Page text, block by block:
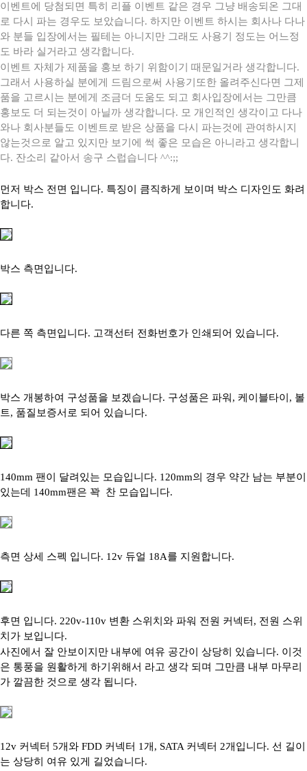
이벤트에 당첨되면 특히 리플 이벤트 같은 경우 그냥 배송되온 그대
로 다시 파는 경우도 보았습니다. 하지만 이벤트 하시는 회사나 다나
와 분들 입장에서는 필테는 아니지만 그래도 사용기 정도는 어느정
도 바라 실거라고 생각합니다.
이벤트 자체가 제품을 홍보 하기 위함이기 때문일거라 생각합니다.
그래서 사용하실 분에게 드림으로써 사용기또한 올려주신다면 그제
품을 고르시는 분에게 조금더 도움도 되고 회사입장에서는 그만큼
홍보도 더 되는것이 아닐까 생각합니다. 모 개인적인 생각이고 다나
와나 회사분들도 이벤트로 받은 상품을 다시 파는것에 관여하시지
않는것으로 알고 있지만 보기에 썩 좋은 모습은 아니라고 생각합니
다. 잔소리 같아서 송구 스럽습니다 ^^:;;
먼저 박스 전면 입니다. 특징이 큼직하게 보이며 박스 디자인도 화려
합니다.
박스 측면입니다.
다른 쪽 측면입니다. 고객선터 전화번호가 인쇄되어 있습니다.
박스 개봉하여 구성품을 보겠습니다. 구성품은 파워, 케이블타이, 볼
트, 품질보증서로 되어 있습니다.
140mm 팬이 달려있는 모습입니다. 120mm의 경우 약간 남는 부분이
있는데 140mm팬은 꽉 찬 모습입니다.
측면 상세 스펙 입니다. 12v 듀얼 18A를 지원합니다.
후면 입니다. 220v-110v 변환 스위치와 파워 전원 커넥터, 전원 스위
치가 보입니다.
사진에서 잘 안보이지만 내부에 여유 공간이 상당히 있습니다. 이것
은 통풍을 원활하게 하기위해서 라고 생각 되며 그만큼 내부 마무리
가 깔끔한 것으로 생각 됩니다.
12v 커넥터 5개와 FDD 커넥터 1개, SATA 커넥터 2개입니다. 선 길이
는 상당히 여유 있게 길었습니다.